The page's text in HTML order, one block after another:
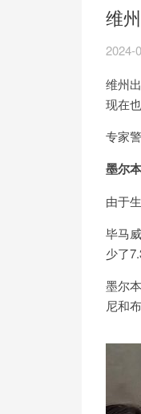
维
2024-
维州
现在
专家
墨尔
由于
毕马
少了
墨尔
尼和